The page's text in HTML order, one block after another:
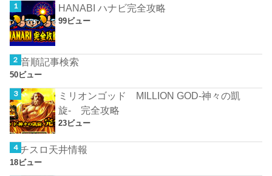
HANABI ハナビ完全攻略
99ビュー
50音順記事検索
50ビュー
ミリオンゴッド MILLION GOD-神々の凱
旋- 完全攻略
23ビュー
パチスロ天井情報
18ビュー